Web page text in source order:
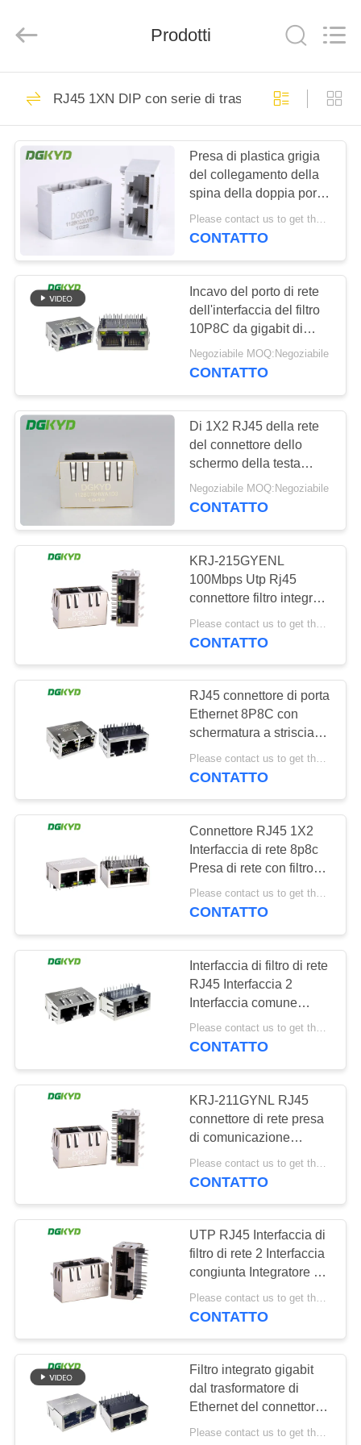
CASA
PRODOTTI
MOSTRA
CIRCA
NOI
GIRO
FABBRICA
CONTROLLO
QUALITÀ
CONTATTICI
RICHIEDA
UNA
SITEMAP
NORME
PRIVACY
Technology
Co.,ltd.
connettore di
Ethernet rj45
connettore
schermato rj45
67
Connettori multipli
del porto RJ45
101
Singolo porto RJ45
127
connettore di cat6
presa rj11
46
RJ45 con il
trasformatore
64
RJ45 SMD
39
Prodotti
RJ45 1XN DIP con serie di trasformatori base-T
Presa di plastica grigia
del collegamento della
spina della doppia porta
rj45 dell'alloggio con il
trasformatore magnetico
Please contact us to get the latest price. MOQ:1 pezzo
CONTATTO
Incavo del porto di rete
dell'interfaccia del filtro
10P8C da gigabit di
Ethernet del connettore
della doppia porta RJ45
Negoziabile MOQ:Negoziabile
CONTATTO
Di 1X2 RJ45 della rete
del connettore dello
schermo della testa
trasformatore multiplo
giù
Negoziabile MOQ:Negoziabile
CONTATTO
KRJ-215GYENL
100Mbps Utp Rj45
connettore filtro integrato
Ethernet interfaccia
doppia presa di porta
CONTATTO
RJ45 connettore di porta
Ethernet 8P8C con
schermatura a striscia
luminosa con doppia
presa orizzontale
Please contact us to get the latest price. MOQ:1 pezzo
CONTATTO
Connettore RJ45 1X2
Interfaccia di rete 8p8c
Presa di rete con filtro
DGKYD112B002AB2A1D
Please contact us to get the latest price. MOQ:1 pezzo
CONTATTO
Interfaccia di filtro di rete
RJ45 Interfaccia 2
Interfaccia comune
Integratore di
comunicazione
Please contact us to get the latest price. MOQ:1 pezzo
CONTATTO
KRJ-211GYNL RJ45
connettore di rete presa
di comunicazione
interfaccia RJ45
connettore Ethernet
CONTATTO
UTP RJ45 Interfaccia di
filtro di rete 2 Interfaccia
congiunta Integratore di
comunicazione
DGKYD112B002HWA1D1
Please contact us to get the latest price. MOQ:1 pezzo
CONTATTO
Filtro integrato gigabit
dal trasformatore di
Ethernet del connettore
della rete del multi-porto
Please contact us to get the latest price. MOQ:Negoziato